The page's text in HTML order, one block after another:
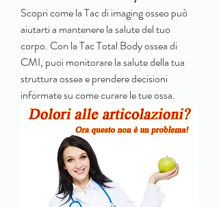
Scopri come la Tac di imaging osseo può
aiutarti a mantenere la salute del tuo
corpo. Con la Tac Total Body ossea di
CMI, puoi monitorare la salute della tua
struttura ossea e prendere decisioni
informate su come curare le tue ossa.